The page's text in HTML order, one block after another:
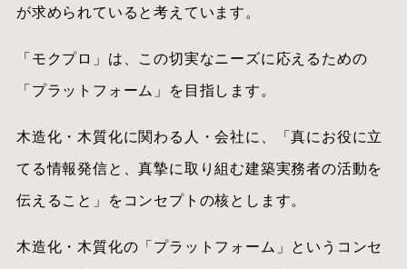
が求められていると考えています。
「モクプロ」は、この切実なニーズに応えるための
「プラットフォーム」を目指します。
木造化・木質化に関わる人・会社に、「真にお役に立
てる情報発信と、真摯に取り組む建築実務者の活動を
伝えること」をコンセプトの核とします。
木造化・木質化の「プラットフォーム」というコンセ